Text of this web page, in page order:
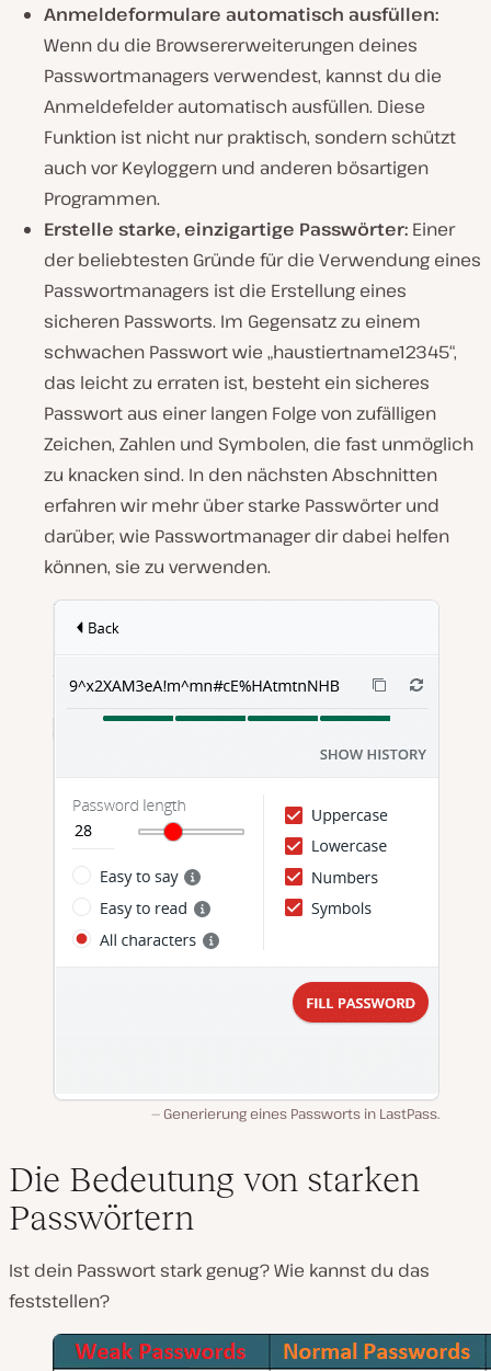
Anmeldeformulare automatisch ausfüllen:
Wenn du die Browsererweiterungen deines
Passwortmanagers verwendest, kannst du die
Anmeldefelder automatisch ausfüllen. Diese
Funktion ist nicht nur praktisch, sondern schützt
auch vor Keyloggern und anderen bösartigen
Programmen.
Erstelle starke, einzigartige Passwörter: Einer
der beliebtesten Gründe für die Verwendung eines
Passwortmanagers ist die Erstellung eines
sicheren Passworts. Im Gegensatz zu einem
schwachen Passwort wie „haustiertname12345“,
das leicht zu erraten ist, besteht ein sicheres
Passwort aus einer langen Folge von zufälligen
Zeichen, Zahlen und Symbolen, die fast unmöglich
zu knacken sind. In den nächsten Abschnitten
erfahren wir mehr über starke Passwörter und
darüber, wie Passwortmanager dir dabei helfen
können, sie zu verwenden.
Generierung eines Passworts in LastPass.
Die Bedeutung von starken
Passwörtern
Ist dein Passwort stark genug? Wie kannst du das
feststellen?